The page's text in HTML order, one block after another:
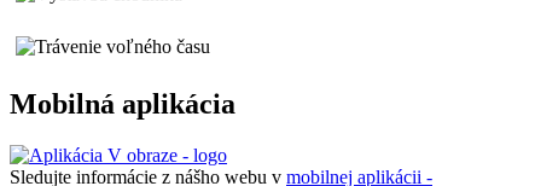
Mobilná aplikácia
Sledujte informácie z nášho webu v mobilnej aplikácii -